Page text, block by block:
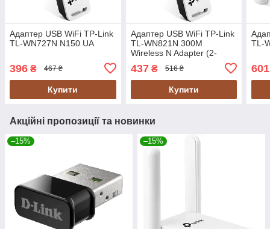
Адаптер USB WiFi TP-Link
TL-WN727N N150 UA
396 ₴ 467 ₴
Купити
Адаптер USB WiFi TP-Link
TL-WN821N 300M
Wireless N Adapter (2-
437₴ 516 ₴
Купити
TL-
601
Акційні пропозиції та новинки
–15% –15%